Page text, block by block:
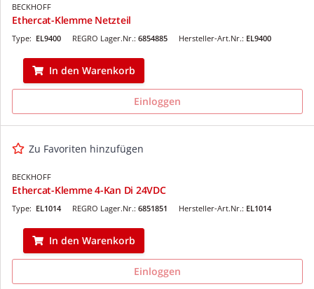
BECKHOFF
Ethercat-Klemme Netzteil
REGRO Lager.Nr.: 6854885
Type: EL9400 Hersteller-Art.Nr.: EL9400
In den Warenkorb
Einloggen
Zu Favoriten hinzufügen
BECKHOFF
Ethercat-Klemme 4-Kan Di 24VDC
REGRO Lager.Nr.: 6851851
Type: EL1014 Hersteller-Art.Nr.: EL1014
In den Warenkorb
Einloggen